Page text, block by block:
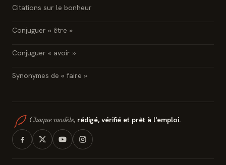
Citations sur le bonheur
Conjuguer « être »
Conjuguer « avoir »
Synonymes de « faire »
Chaque modèle, rédigé, vérifié et prêt à l'emploi.